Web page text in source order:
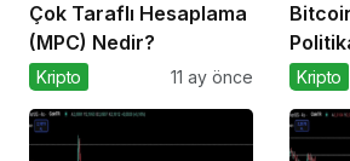
Çok Taraflı Hesaplama
(MPC) Nedir?
Kripto 11 ay önce
Olabilir
Kripto